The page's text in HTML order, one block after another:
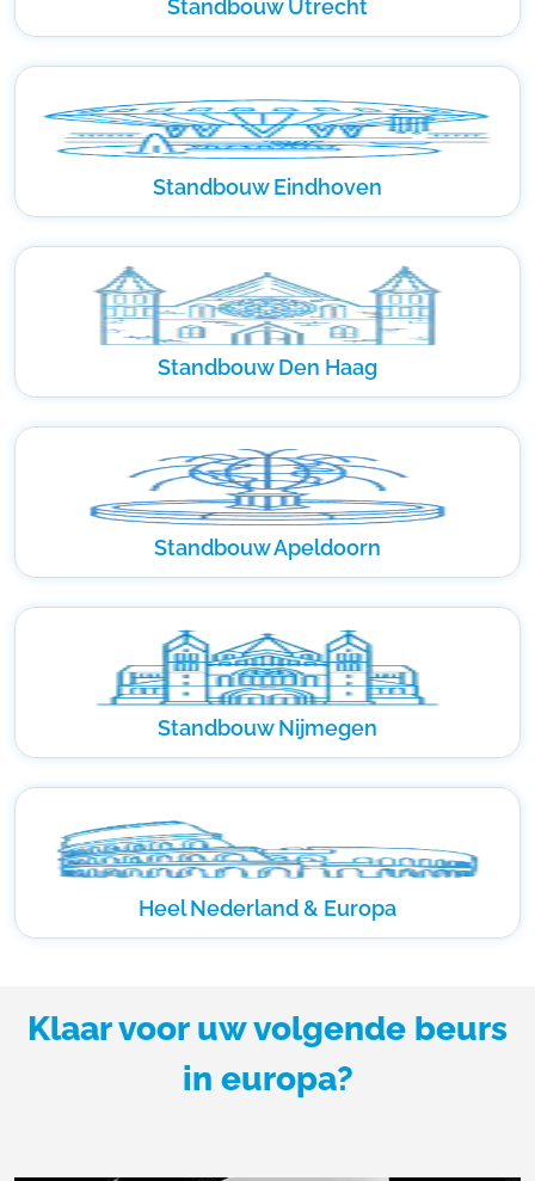
Standbouw Utrecht
Standbouw Eindhoven
Standbouw Den Haag
Standbouw Apeldoorn
Standbouw Nijmegen
Heel Nederland & Europa
Klaar voor uw volgende beurs
in europa?